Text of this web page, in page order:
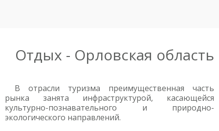
Отдых - Орловская область
В отрасли туризма преимущественная часть
рынка занята инфраструктурой, касающейся
культурно-познавательного и природно-
экологического направлений.